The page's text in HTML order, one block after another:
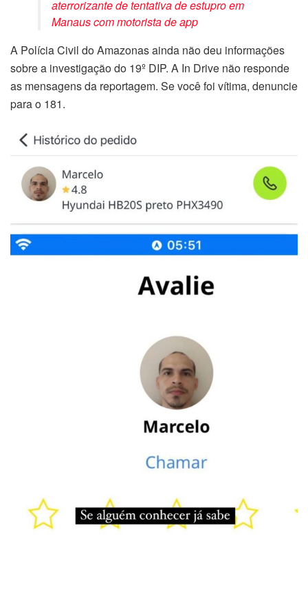
aterrorizante de tentativa de estupro em
Manaus com motorista de app
A Polícia Civil do Amazonas ainda não deu informações
sobre a investigação do 19º DIP. A In Drive não responde
as mensagens da reportagem. Se você foi vítima, denuncie
para o 181.